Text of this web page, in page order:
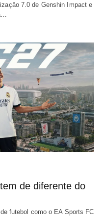
7.0 de Genshin Impact e
de diferente do
futebol como o EA Sports FC